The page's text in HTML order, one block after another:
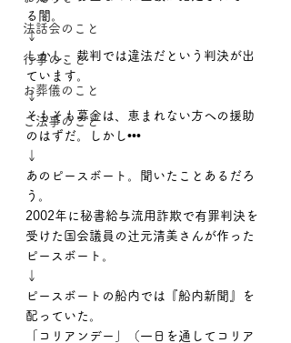
法話会のこと
行事のこと
お葬儀のこと
ご法事のこと
る闇。
↓
しかし、裁判では違法だという判決が出
ています。
↓
そもそも募金は、恵まれない方への援助
のはずだ。しかし•••
↓
あのピースボート。聞いたことあるだろ
う。
2002年に秘書給与流用詐欺で有罪判決を
受けた国会議員の辻元清美さんが作った
ピースボート。
↓
ピースボートの船内では『船内新聞』を
配っていた。
「コリアンデー」（一日を通してコリア